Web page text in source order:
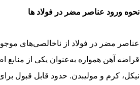
نحوه ورود عناصر مضر در فولاد ها
عناصر مضر در فولاد از ناخالصی‌های
قراضه آهن همواره به‌عنوان یکی از
نیکل، کرم و مولیبدن. حدود قابل قبول